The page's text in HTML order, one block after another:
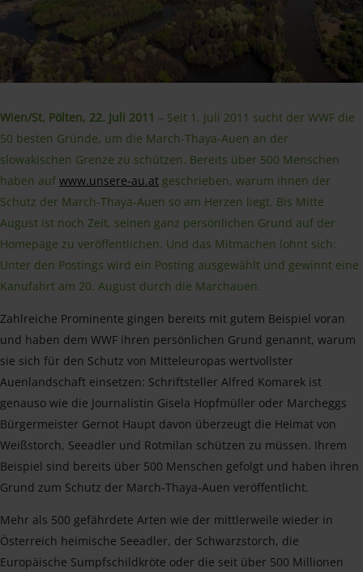
Wien/St. Pölten, 22. Juli 2011 – Seit 1. Juli 2011 sucht der WWF die
50 besten Gründe, um die March-Thaya-Auen an der
slowakischen Grenze zu schützen. Bereits über 500 Menschen
haben auf www.unsere-au.at geschrieben, warum ihnen der
Schutz der March-Thaya-Auen so am Herzen liegt. Bis Mitte
August ist noch Zeit, seinen ganz persönlichen Grund auf der
Homepage zu veröffentlichen. Und das Mitmachen lohnt sich:
Unter den Postings wird ein Posting ausgewählt und gewinnt eine
Kanufahrt am 20. August durch die Marchauen.
Zahlreiche Prominente gingen bereits mit gutem Beispiel voran
und haben dem WWF ihren persönlichen Grund genannt, warum
sie sich für den Schutz von Mitteleuropas wertvollster
Auenlandschaft einsetzen: Schriftsteller Alfred Komarek ist
genauso wie die Journalistin Gisela Hopfmüller oder Marcheggs
Bürgermeister Gernot Haupt davon überzeugt die Heimat von
Weißstorch, Seeadler und Rotmilan schützen zu müssen. Ihrem
Beispiel sind bereits über 500 Menschen gefolgt und haben ihren
Grund zum Schutz der March-Thaya-Auen veröffentlicht.
Mehr als 500 gefährdete Arten wie der mittlerweile wieder in
Österreich heimische Seeadler, der Schwarzstorch, die
Europäische Sumpfschildkröte oder die seit über 500 Millionen